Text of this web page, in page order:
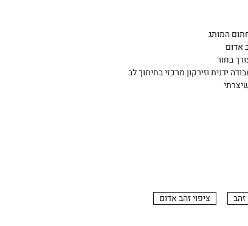
בחור
ידנית וזירקון מרכזי בחיתוך לב
ציפוי זהב אדום